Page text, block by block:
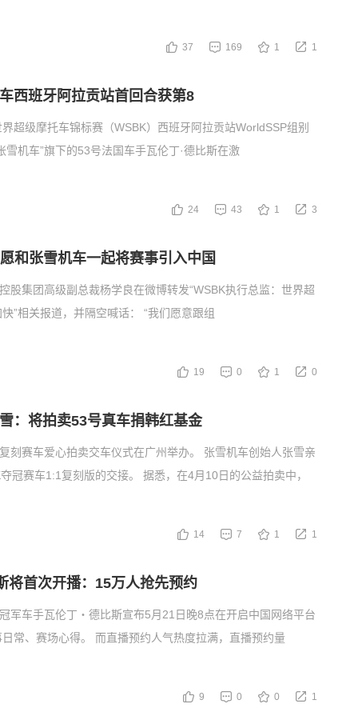
37 169 1 1
西班牙阿拉贡站首回合获第8
超级摩托车锦标赛（WSBK）西班牙阿拉贡站WorldSSP组别
机车”旗下的53号法国车手瓦伦丁·德比斯在激
24 43 1 3
和张雪机车一起将赛事引入中国
股集团高级副总裁杨学良在微博转发“WSBK执行总监：世界超
”相关报道，并隔空喊话： “我们愿意跟组
19 0 1 0
：将拍卖53号真车捐韩红基金
刻赛车爱心拍卖交车仪式在广州举办。 张雪机车创始人张雪亲
冠赛车1:1复刻版的交接。 据悉，在4月10日的公益拍卖中，
14 7 1 1
将首次开播：15万人抢先预约
军车手瓦伦丁・德比斯宣布5月21日晚8点在开启中国网络平台
常、赛场心得。 而直播预约人气热度拉满，直播预约量
9 0 0 1